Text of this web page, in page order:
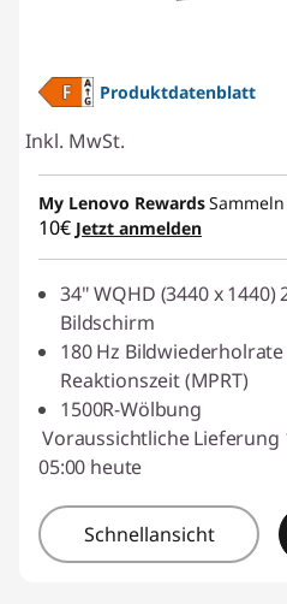
Produktdatenblatt
Inkl. MwSt.
My Lenovo Rewards
10€ Jetzt anmelden
34" WQHD (3440 x 1440)
Bildschirm
180 Hz
Reaktionszeit (MPRT)
1500R-Wölbung
Voraussichtliche Lieferung
05:00 heute
Schnellansicht